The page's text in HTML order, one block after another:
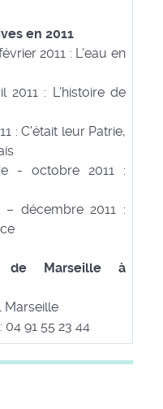
en 2011
2011 : L'eau en
2011 : L'histoire de
: C'était leur Patrie,
- octobre 2011 :
décembre 2011 :
de Marseille à
Marseille
04 91 55 23 44